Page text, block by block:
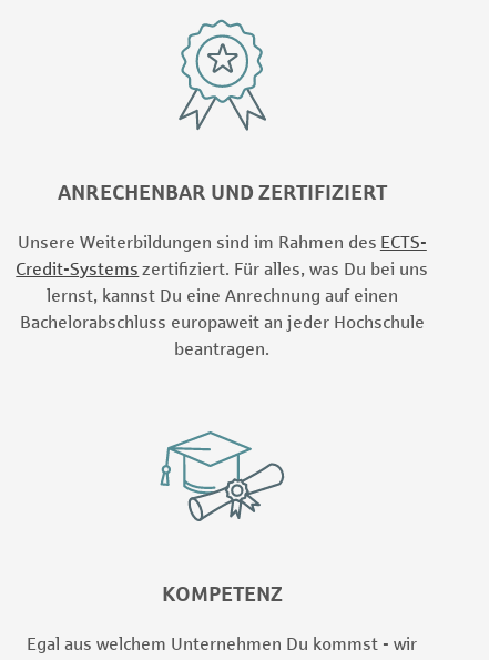
ANRECHENBAR UND ZERTIFIZIERT
Unsere Weiterbildungen sind im Rahmen des ECTS-
Credit-Systems zertifiziert. Für alles, was Du bei uns
lernst, kannst Du eine Anrechnung auf einen
Bachelorabschluss europaweit an jeder Hochschule
beantragen.
KOMPETENZ
Egal aus welchem Unternehmen Du kommst - wir